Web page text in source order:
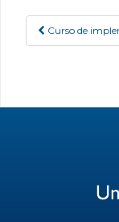
Post
Curso de